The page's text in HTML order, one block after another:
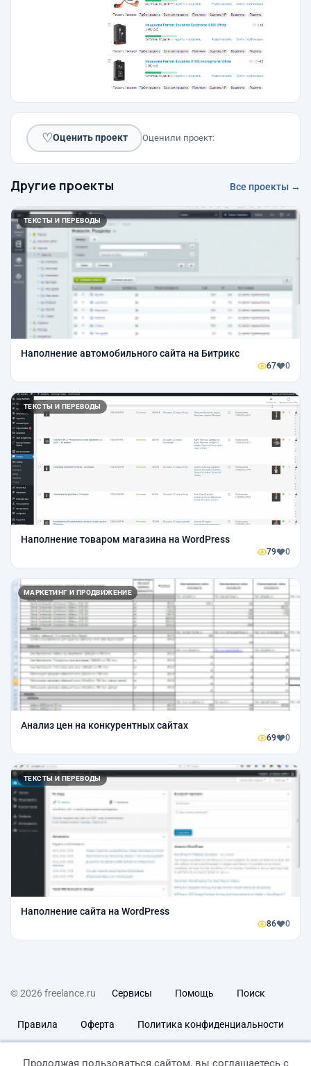
♡Оценить проект Оценили проект:
Другие проекты Все проекты →
ТЕКСТЫ И ПЕРЕВОДЫ
Наполнение автомобильного сайта на Битрикс
67 0
ТЕКСТЫ И ПЕРЕВОДЫ
Наполнение товаром магазина на WordPress
79 0
МАРКЕТИНГ И ПРОДВИЖЕНИЕ
Анализ цен на конкурентных сайтах
69 0
ТЕКСТЫ И ПЕРЕВОДЫ
Наполнение сайта на WordPress
86 0
© 2026 freelance.ru Сервисы Помощь Поиск
Правила Оферта Политика конфиденциальности
Продолжая пользоваться сайтом, вы соглашаетесь с